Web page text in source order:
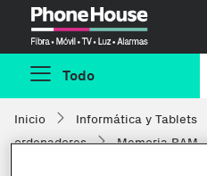
Todo
Inicio Informática y Tablets
ordenadores
Memoria RAM